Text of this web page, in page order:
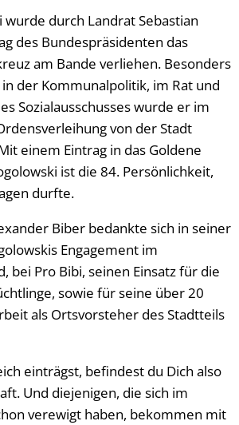
wurde durch Landrat Sebastian
des Bundespräsidenten das
am Bande verliehen. Besonders
der Kommunalpolitik, im Rat und
Sozialausschusses wurde er im
von der Stadt
einem Eintrag in das Goldene
ist die 84. Persönlichkeit,
durfte.
Biber bedankte sich in seiner
Engagement im
bei Pro Bibi, seinen Einsatz für die
sowie für seine über 20
als Ortsvorsteher des Stadtteils
einträgst, befindest du Dich also
Und diejenigen, die sich im
verewigt haben, bekommen mit